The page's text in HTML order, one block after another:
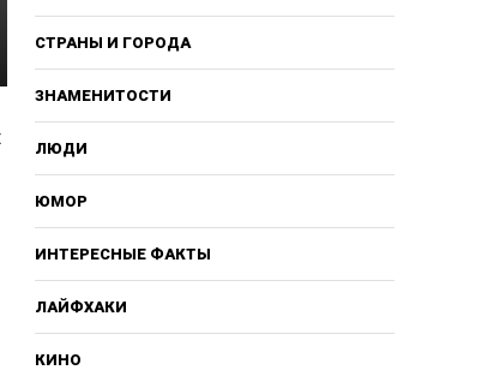
СТРАНЫ И ГОРОДА
ЗНАМЕНИТОСТИ
ЛЮДИ
ЮМОР
ИНТЕРЕСНЫЕ ФАКТЫ
ЛАЙФХАКИ
КИНО